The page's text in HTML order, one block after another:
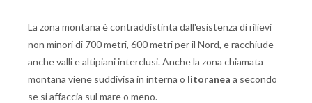
La zona montana è contraddistinta dall'esistenza di rilievi
non minori di 700 metri, 600 metri per il Nord, e racchiude
anche valli e altipiani interclusi. Anche la zona chiamata
montana viene suddivisa in interna o litoranea a secondo
se si affaccia sul mare o meno.